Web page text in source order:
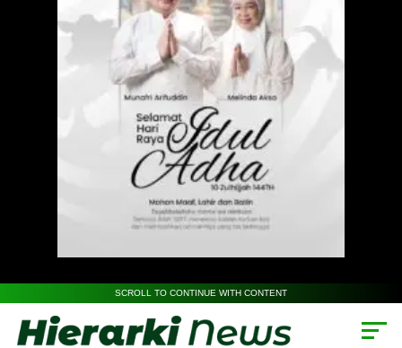
SCROLL TO CONTINUE WITH CONTENT